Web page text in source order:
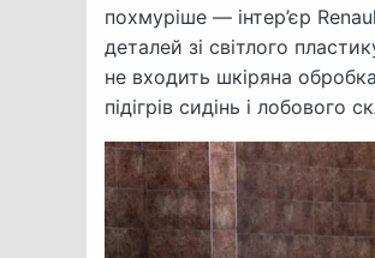
похмуріше — інтер’єр
деталей зі світлого
не входить шкіряна
підігрів сидінь і лобового